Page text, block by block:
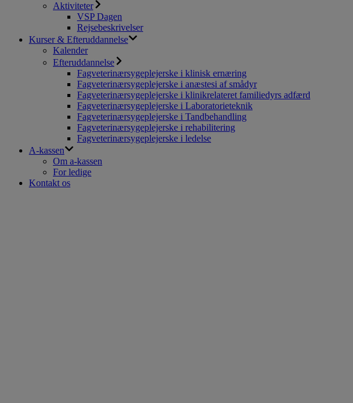
Aktiviteter
VSP Dagen
Rejsebeskrivelser
Kurser & Efteruddannelse
Kalender
Efteruddannelse
Fagveterinærsygeplejerske i klinisk ernæring
Fagveterinærsygeplejerske i anæstesi af smådyr
Fagveterinærsygeplejerske i klinikrelateret familiedyrs adfærd
Fagveterinærsygeplejerske i Laboratorieteknik
Fagveterinærsygeplejerske i Tandbehandling
Fagveterinærsygeplejerske i rehabilitering
Fagveterinærsygeplejerske i ledelse
A-kassen
Om a-kassen
For ledige
Kontakt os